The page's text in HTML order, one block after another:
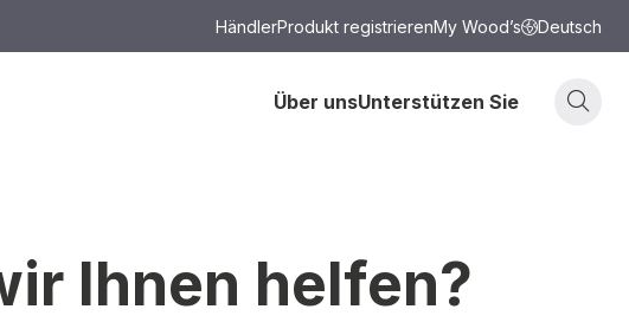
HändlerProdukt registrierenMy Wood’s Deutsch
Über unsUnterstützen Sie
Ihnen helfen?